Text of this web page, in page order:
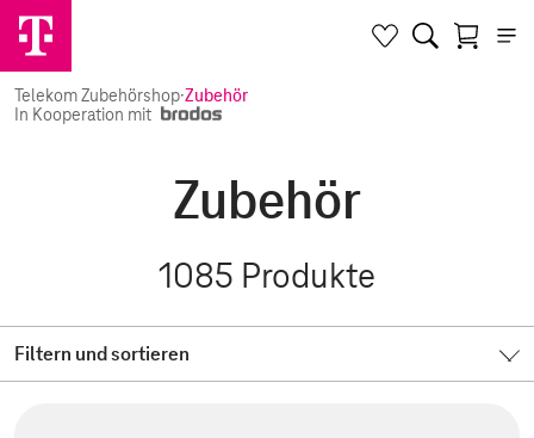
Telekom Zubehörshop·Zubehör
In Kooperation mit
Zubehör
1085 Produkte
Filtern und sortieren